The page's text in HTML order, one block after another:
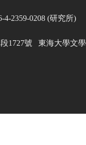
4-2359-0208 (研究所)
1727號 東海大學文學